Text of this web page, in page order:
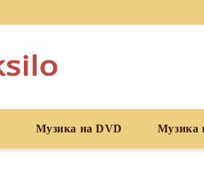
Музика на DVD Музика